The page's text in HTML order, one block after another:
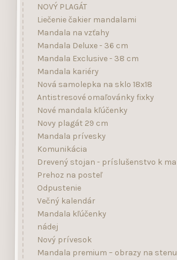
NOVÝ PLAGÁT
Liečenie čakier mandalami
Mandala na vzťahy
Mandala Deluxe - 36 cm
Mandala Exclusive - 38 cm
Mandala kariéry
Nová samolepka na sklo 18x18
Antistresové omaľovánky fixky
Nové mandala kľúčenky
Novy plagát 29 cm
Mandala prívesky
Komunikácia
Drevený stojan - príslušenstvo k
Prehoz na posteľ
Odpustenie
Večný kalendár
Mandala kľúčenky
nádej
Nový prívesok
Mandala premium – obrazy na stenu